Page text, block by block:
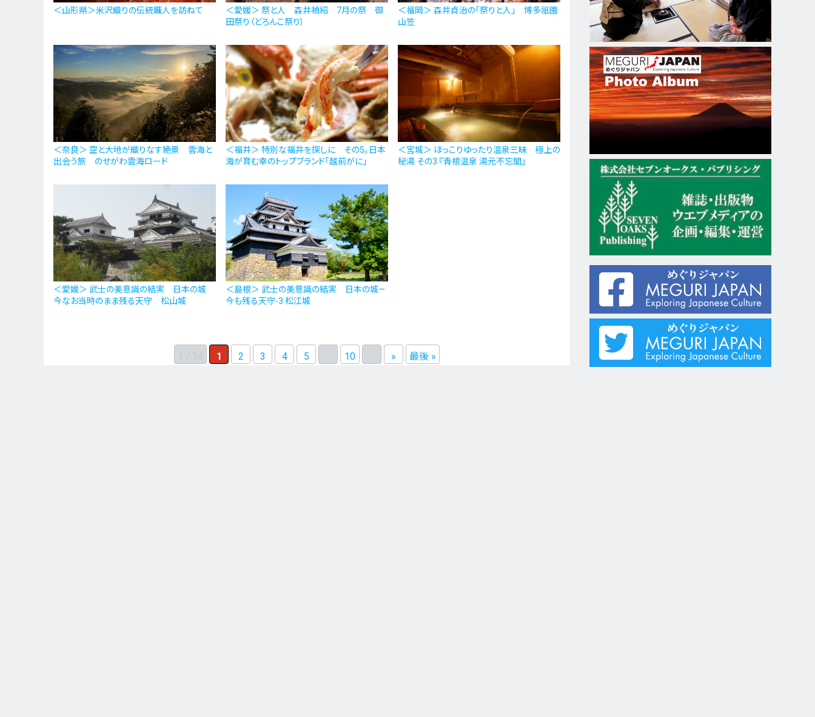
＜山形県＞米沢織りの伝統職人を訪ねて
＜愛媛＞ 祭と人 森井禎紹 7月の祭 御
田祭り（どろんこ祭り）
＜福岡＞ 森井貞治の「祭りと人」 博多祇園
山笠
＜奈良＞ 空と大地が織りなす絶景 雲海と
出会う旅 のせがわ雲海ロード
＜福井＞ 特別な福井を探しに その5。日本
海が育む幸のトップブランド「越前がに」
＜宮城＞ ほっこりゆったり温泉三昧 極上の
秘湯 その3 『青根温泉 湯元不忘閣』
＜愛媛＞ 武士の美意識の結実 日本の城
今なお当時のまま残る天守 松山城
＜島根＞ 武士の美意識の結実 日本の城—
今も残る天守-3 松江城
1 2 3 4 5 10 » 最後 »